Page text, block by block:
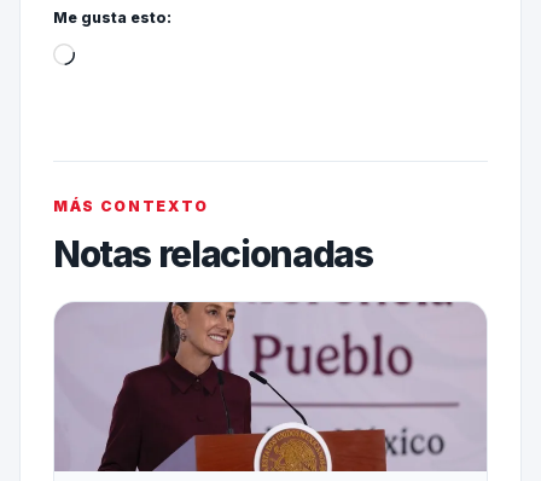
Me gusta esto:
MÁS CONTEXTO
Notas relacionadas